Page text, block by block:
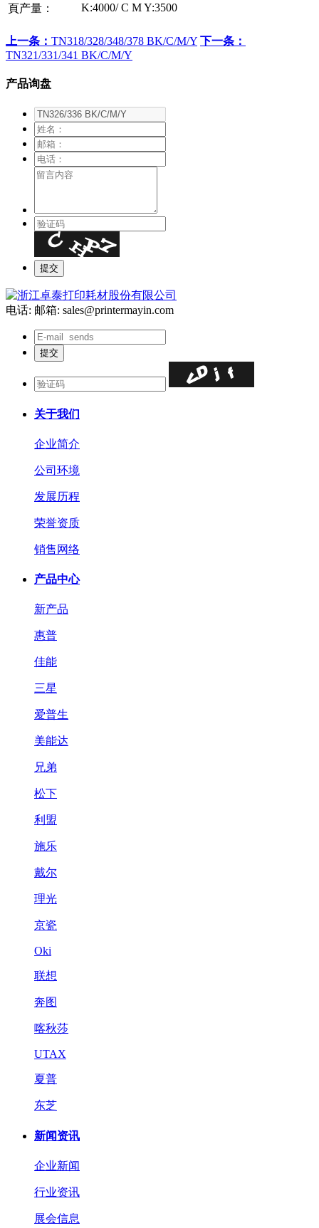
頁产量：
K:4000/ C M Y:3500
上一条： TN318/328/348/378 BK/C/M/Y 下一条：
TN321/331/341 BK/C/M/Y
产品询盘
电话: 邮箱: sales@printermayin.com
关于我们
企业简介
公司环境
发展历程
荣誉资质
销售网络
产品中心
新产品
惠普
佳能
三星
爱普生
美能达
兄弟
松下
利盟
施乐
戴尔
理光
京瓷
Oki
联想
奔图
喀秋莎
UTAX
夏普
东芝
新闻资讯
企业新闻
行业资讯
展会信息